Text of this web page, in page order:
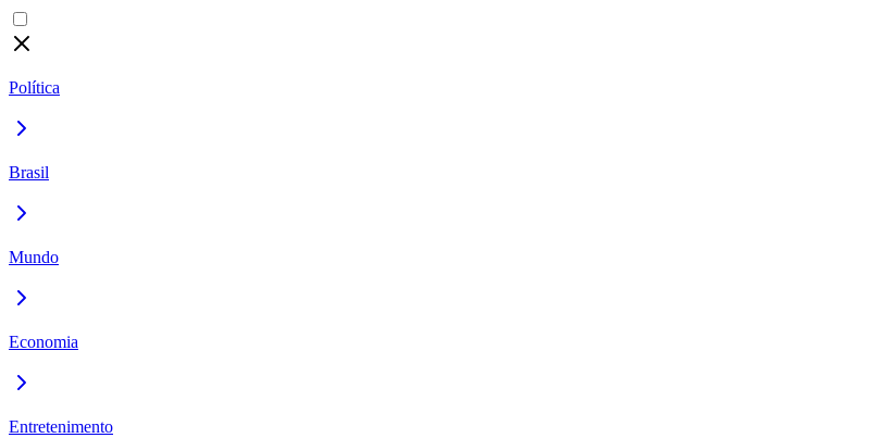
Política
Brasil
Mundo
Economia
Entretenimento